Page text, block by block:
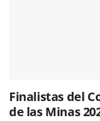
Finalistas del
de las Minas